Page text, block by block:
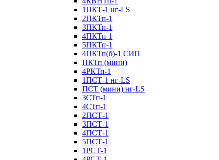
1ПКТ-1 нг-LS
2ПКТп-1
3ПКТп-1
4ПКТп-1
5ПКТп-1
4ПКТп(б)-1 СИП
ПКТп (мини)
4РКТп-1
1ПСТ-1 нг-LS
ПСТ (мини) нг-LS
3СТп-1
4СТп-1
2ПСТ-1
3ПСТ-1
4ПСТ-1
5ПСТ-1
1РСТ-1